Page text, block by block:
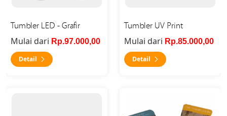
Tumbler LED - Grafir
Mulai dari Rp.97.000,00
Detail
Tumbler UV Print
Mulai dari Rp.85.000,00
Detail